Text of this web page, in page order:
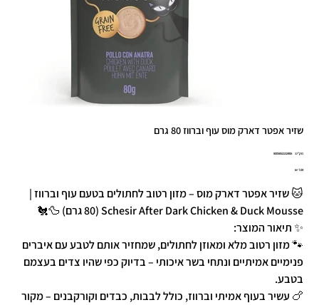
שזיר אפטר דארק מוס עוף וברווז 80 גרם
מק"ט:
מק"ט
8005852132406
מחיר
‏7.00 ‏₪
🐱 שזיר אפטר דארק מוס – מזון רטוב לחתולים בטעם עוף וברווז |
Schesir After Dark Chicken & Duck Mousse (80 גרם) 🦆🐔
✨ תיאור המוצר:
🐾 מזון רטוב מלא ומאוזן לחתולים, שמחזיר אותם לטבע עם איברים
פנימיים אמיתיים ונתחי בשר איכותי – בדיוק כפי שהיו צדים בעצמם
בטבע.
🍗 עשיר בעוף אמיתי וברווז, כולל לבבות, כבדים וקורקבנים – מקור